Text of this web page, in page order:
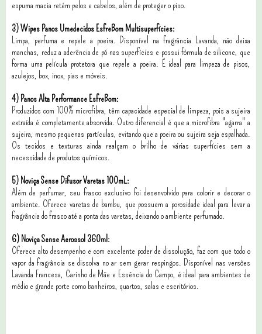
espuma macia retém pelos e cabelos, além de proteger o piso.
3) Wipes Panos Umedecidos EsfreBom Multisuperfícies:
Limpa, perfuma e repele a poeira. Disponível na fragrância Lavanda, não deixa
manchas, reduz a aderência de pó nas superfícies e possui fórmula de silicone, que
forma uma película protetora que repele a poeira. É ideal para limpeza de pisos,
azulejos, box, inox, pias e móveis.
4) Panos Alta Performance EsfreBom:
Produzidos com 100% microfibra, têm capacidade especial de limpeza, pois a sujeira
extraída é completamente absorvida. Outro diferencial é que a microfibra "agarra" a
sujeira, mesmo pequenas partículas, evitando que a poeira ou sujeira seja espalhada.
Os tecidos e texturas ainda realçam o brilho de várias superfícies sem a
necessidade de produtos químicos.
5) Noviça Sense Difusor Varetas 100mL:
Além de perfumar, seu frasco exclusivo foi desenvolvido para colorir e decorar o
ambiente. Oferece varetas de bambu, que possuem a porosidade ideal para levar a
fragrância do frasco até a ponta das varetas, deixando o ambiente perfumado.
6) Noviça Sense Aerossol 360ml:
Oferece alto desempenho e com excelente poder de dissolução, faz com que todo o
vapor da fragrância se dissolva no ar sem gerar respingos. Disponível nas versões
Lavanda Francesa, Carinho de Mãe e Essência do Campo, é ideal para ambientes de
médio e grande porte como banheiros, quartos, salas e escritórios.